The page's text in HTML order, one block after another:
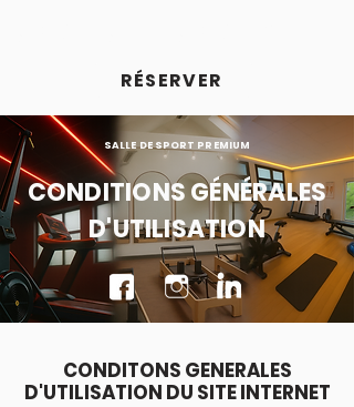
RÉSERVER
SALLE DE SPORT PREMIUM
CONDITIONS GÉNÉRALES
D'UTILISATION
CONDITONS GENERALES
D'UTILISATION DU SITE INTERNET